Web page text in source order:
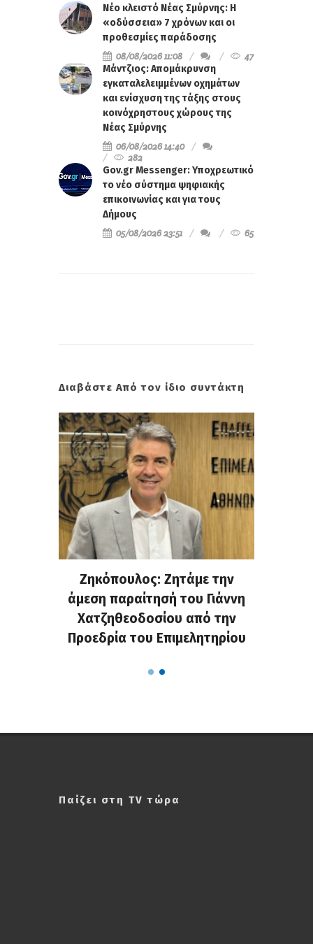
Νέο κλειστό Νέας Σμύρνης: Η
«οδύσσεια» 7 χρόνων και οι
προθεσμίες παράδοσης
08/08/2026 11:08
47
Μάντζιος: Απομάκρυνση
εγκαταλελειμμένων οχημάτων
και ενίσχυση της τάξης στους
κοινόχρηστους χώρους της
Νέας Σμύρνης
06/08/2026 14:40
282
Gov.gr Messenger: Υποχρεωτικό
το νέο σύστημα ψηφιακής
επικοινωνίας και για τους
Δήμους
05/08/2026 23:51
65
Διαβάστε Από τον ίδιο συντάκτη
Ζηκόπουλος: Ζητάμε την
άμεση παραίτησή του Γιάννη
Χατζηθεοδοσίου από την
Προεδρία του Επιμελητηρίου
Παίζει στη TV τώρα